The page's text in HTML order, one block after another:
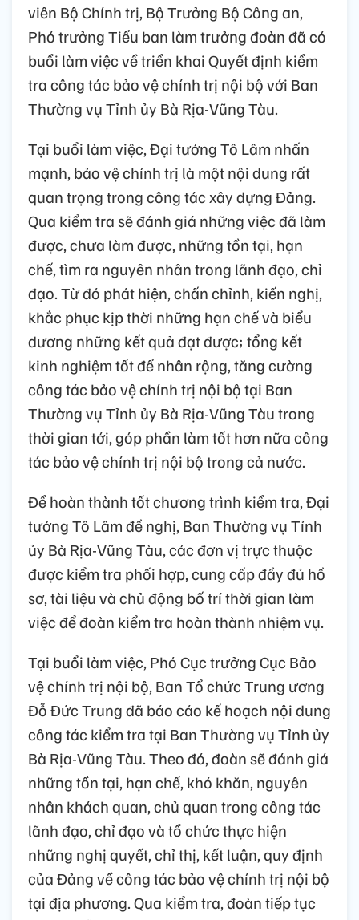
viên Bộ Chính trị, Bộ Trưởng Bộ Công an,
Phó trưởng Tiểu ban làm trưởng đoàn đã có
buổi làm việc về triển khai Quyết định kiểm
tra công tác bảo vệ chính trị nội bộ với Ban
Thường vụ Tỉnh ủy Bà Rịa-Vũng Tàu.
Tại buổi làm việc, Đại tướng Tô Lâm nhấn
mạnh, bảo vệ chính trị là một nội dung rất
quan trọng trong công tác xây dựng Đảng.
Qua kiểm tra sẽ đánh giá những việc đã làm
được, chưa làm được, những tồn tại, hạn
chế, tìm ra nguyên nhân trong lãnh đạo, chỉ
đạo. Từ đó phát hiện, chấn chỉnh, kiến nghị,
khắc phục kịp thời những hạn chế và biểu
dương những kết quả đạt được; tổng kết
kinh nghiệm tốt để nhân rộng, tăng cường
công tác bảo vệ chính trị nội bộ tại Ban
Thường vụ Tỉnh ủy Bà Rịa-Vũng Tàu trong
thời gian tới, góp phần làm tốt hơn nữa công
tác bảo vệ chính trị nội bộ trong cả nước.
Để hoàn thành tốt chương trình kiểm tra, Đại
tướng Tô Lâm đề nghị, Ban Thường vụ Tỉnh
ủy Bà Rịa-Vũng Tàu, các đơn vị trực thuộc
được kiểm tra phối hợp, cung cấp đầy đủ hồ
sơ, tài liệu và chủ động bố trí thời gian làm
việc để đoàn kiểm tra hoàn thành nhiệm vụ.
Tại buổi làm việc, Phó Cục trưởng Cục Bảo
vệ chính trị nội bộ, Ban Tổ chức Trung ương
Đỗ Đức Trung đã báo cáo kế hoạch nội dung
công tác kiểm tra tại Ban Thường vụ Tỉnh ủy
Bà Rịa-Vũng Tàu. Theo đó, đoàn sẽ đánh giá
những tồn tại, hạn chế, khó khăn, nguyên
nhân khách quan, chủ quan trong công tác
lãnh đạo, chỉ đạo và tổ chức thực hiện
những nghị quyết, chỉ thị, kết luận, quy định
của Đảng về công tác bảo vệ chính trị nội bộ
tại địa phương. Qua kiểm tra, đoàn tiếp tục